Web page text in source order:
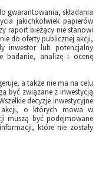
gwarantowania, składania
jakichkolwiek papierów
raport bieżący nie stanowi
do oferty publicznej akcji,
inwestor lub potencjalny
badanie, analizę i ocenę
a także nie ma na celu
być związane z inwestycją
decyzje inwestycyjne
akcji, o których mowa w
muszą być podejmowane
które nie zostały